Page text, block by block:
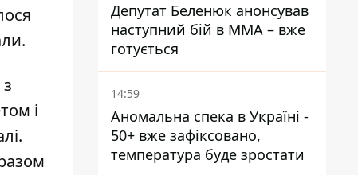
і
Депутат Беленюк анонсував
наступний бій в ММА – вже
готується
14:59
Аномальна спека в Україні -
50+ вже зафіксовано,
температура буде зростати